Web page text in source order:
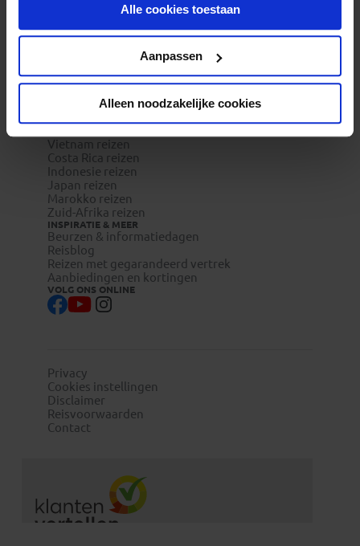
toekomst wijzigen.Alle cookies toestaan
Aanpassen
Alleen noodzakelijke cookies
Veelgestelde vragen
Reisdocumenten aanvragen
Reisverzekeringen
Groepsreizen
Festivalreizen
Familiereizen 6+
Vietnam reizen
Costa Rica reizen
Indonesie reizen
Japan reizen
Marokko reizen
Zuid-Afrika reizen
INSPIRATIE & MEER
Beurzen & informatiedagen
Reisblog
Reizen met gegarandeerd vertrek
Aanbiedingen en kortingen
VOLG ONS ONLINE
Privacy
Cookies instellingen
Disclaimer
Reisvoorwaarden
Contact